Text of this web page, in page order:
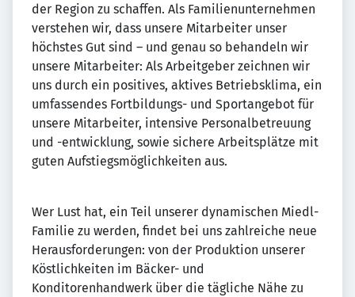
der Region zu schaffen. Als Familienunternehmen
verstehen wir, dass unsere Mitarbeiter unser
höchstes Gut sind – und genau so behandeln wir
unsere Mitarbeiter: Als Arbeitgeber zeichnen wir
uns durch ein positives, aktives Betriebsklima, ein
umfassendes Fortbildungs- und Sportangebot für
unsere Mitarbeiter, intensive Personalbetreuung
und -entwicklung, sowie sichere Arbeitsplätze mit
guten Aufstiegsmöglichkeiten aus.
Wer Lust hat, ein Teil unserer dynamischen Miedl-
Familie zu werden, findet bei uns zahlreiche neue
Herausforderungen: von der Produktion unserer
Köstlichkeiten im Bäcker- und
Konditorenhandwerk über die tägliche Nähe zu